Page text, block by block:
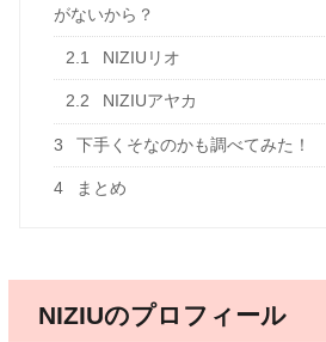
がないから？
2.1 NIZIUリオ
2.2 NIZIUアヤカ
3 下手くそなのかも調べてみた！
4 まとめ
NIZIUのプロフィール